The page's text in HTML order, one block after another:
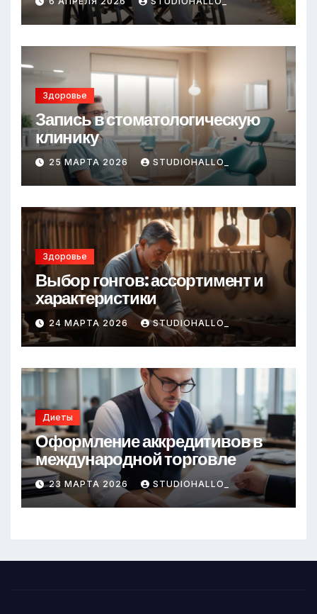
Здоровье
Запись в стоматологическую
клинику
25 МАРТА 2026 STUDIOHALLO_
Здоровье
Выбор гонгов: ассортимент и
характеристики
24 МАРТА 2026 STUDIOHALLO_
Диеты
Оформление аккредитивов в
международной торговле
23 МАРТА 2026 STUDIOHALLO_